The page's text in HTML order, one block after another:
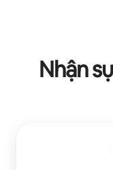
Nhận